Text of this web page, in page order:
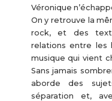
Véronique
On y retrouve la
rock, et des
relations entre les
musique qui vient
Sans jamais
aborde des
séparation et,